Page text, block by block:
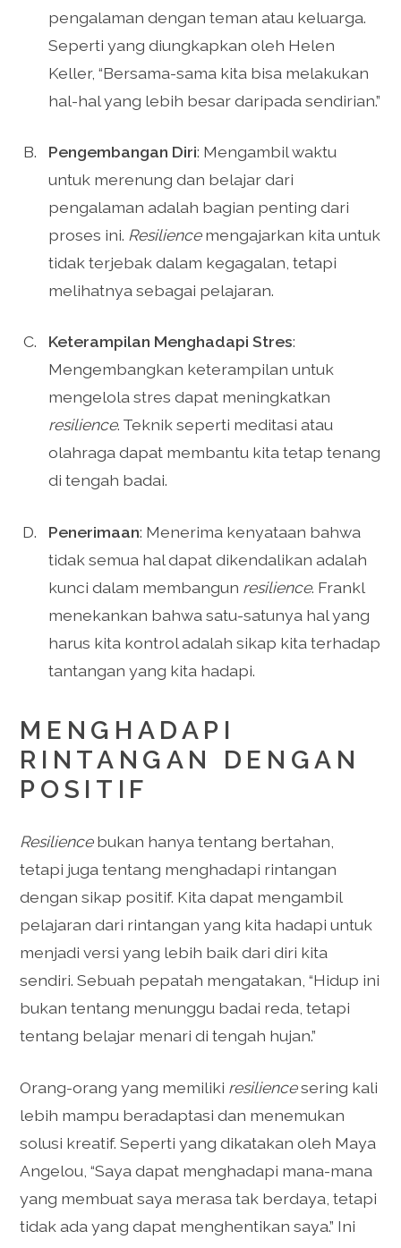
pengalaman dengan teman atau keluarga.
Seperti yang diungkapkan oleh Helen
Keller, “Bersama-sama kita bisa melakukan
hal-hal yang lebih besar daripada sendirian.”
Pengembangan Diri: Mengambil waktu
untuk merenung dan belajar dari
pengalaman adalah bagian penting dari
proses ini. Resiliencemengajarkan kita untuk
tidak terjebak dalam kegagalan, tetapi
melihatnya sebagai pelajaran.
Keterampilan Menghadapi Stres:
Mengembangkan keterampilan untuk
mengelola stres dapat meningkatkan
resilience. Teknik seperti meditasi atau
olahraga dapat membantu kita tetap tenang
di tengah badai.
Penerimaan: Menerima kenyataan bahwa
tidak semua hal dapat dikendalikan adalah
kunci dalam membangun resilience. Frankl
menekankan bahwa satu-satunya hal yang
harus kita kontrol adalah sikap kita terhadap
tantangan yang kita hadapi.
MENGHADAPI
RINTANGAN DENGAN
POSITIF
Resiliencebukan hanya tentang bertahan,
tetapi juga tentang menghadapi rintangan
dengan sikap positif. Kita dapat mengambil
pelajaran dari rintangan yang kita hadapi untuk
menjadi versi yang lebih baik dari diri kita
sendiri. Sebuah pepatah mengatakan, “Hidup ini
bukan tentang menunggu badai reda, tetapi
tentang belajar menari di tengah hujan.”
Orang-orang yang memiliki resiliencesering kali
lebih mampu beradaptasi dan menemukan
solusi kreatif. Seperti yang dikatakan oleh Maya
Angelou, “Saya dapat menghadapi mana-mana
yang membuat saya merasa tak berdaya, tetapi
tidak ada yang dapat menghentikan saya.” Ini